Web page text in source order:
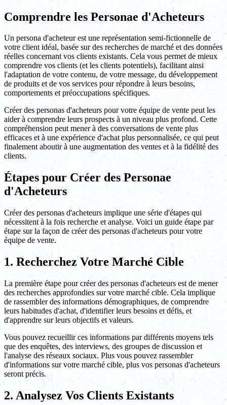
Comprendre les Personae d'Acheteurs
Un persona d'acheteur est une représentation semi-fictionnelle de
votre client idéal, basée sur des recherches de marché et des données
réelles concernant vos clients existants. Cela vous permet de mieux
comprendre vos clients (et les clients potentiels), facilitant ainsi
l'adaptation de votre contenu, de votre message, du développement
de produits et de vos services pour répondre à leurs besoins,
comportements et préoccupations spécifiques.
Créer des personas d'acheteurs pour votre équipe de vente peut les
aider à comprendre leurs prospects à un niveau plus profond. Cette
compréhension peut mener à des conversations de vente plus
efficaces et à une expérience d'achat plus personnalisée, ce qui peut
finalement aboutir à une augmentation des ventes et à la fidélité des
clients.
Étapes pour Créer des Personae
d'Acheteurs
Créer des personas d'acheteurs implique une série d'étapes qui
nécessitent à la fois recherche et analyse. Voici un guide étape par
étape sur la façon de créer des personas d'acheteurs pour votre
équipe de vente.
1. Recherchez Votre Marché Cible
La première étape pour créer des personas d'acheteurs est de mener
des recherches approfondies sur votre marché cible. Cela implique
de rassembler des informations démographiques, de comprendre
leurs habitudes d'achat, d'identifier leurs besoins et défis, et
d'apprendre sur leurs objectifs et valeurs.
Vous pouvez recueillir ces informations par différents moyens tels
que des enquêtes, des interviews, des groupes de discussion et
l'analyse des réseaux sociaux. Plus vous pouvez rassembler
d'informations sur votre marché cible, plus vos personas d'acheteurs
seront précis.
2. Analysez Vos Clients Existants